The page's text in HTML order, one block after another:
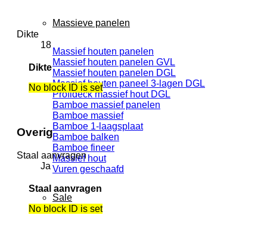
Massieve panelen
Massief houten panelen
Massief houten panelen GVL
Massief houten panelen DGL
Massief houten paneel 3-lagen DGL
Profideck massief hout DGL
Bamboe massief panelen
Bamboe massief
Bamboe 1-laagsplaat
Bamboe balken
Bamboe fineer
Massief hout
Vuren geschaafd
Sale
Dit doen wij
Dikte
18
Dikte
No block ID is set
Overig
Staal aanvragen
Ja
Staal aanvragen
No block ID is set